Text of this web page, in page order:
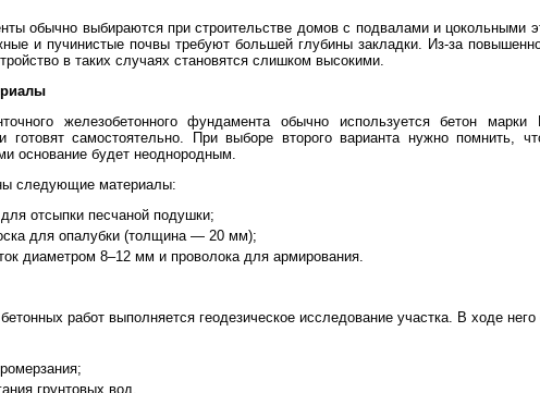
обычно выбираются при строительстве домов с подвалами и цокольными
и пучинистые почвы требуют большей глубины закладки. Из-за
в таких случаях становятся слишком высокими.
железобетонного фундамента обычно используется бетон
готовят самостоятельно. При выборе второго варианта нужно помнить,
основание будет неоднородным.
следующие материалы:
отсыпки песчаной подушки;
для опалубки (толщина — 20 мм);
диаметром 8–12 мм и проволока для армирования.
работ выполняется геодезическое исследование участка. В ходе
грунтовых вод.